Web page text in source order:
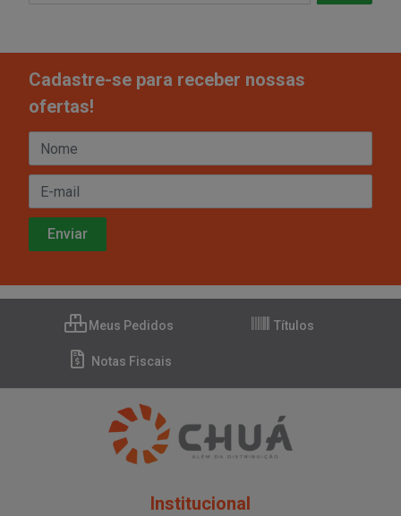
Cadastre-se para receber nossas
ofertas!
Meus Pedidos Títulos
Notas Fiscais
Institucional